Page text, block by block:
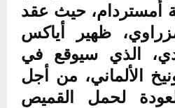
أمستردام، حيث عقد
ظهير أياكس
الذي سيوقع في
الألماني، من أجل
لحمل القميص